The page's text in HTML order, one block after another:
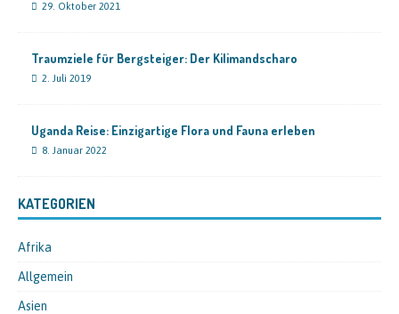
29. Oktober 2021
Traumziele für Bergsteiger: Der Kilimandscharo
2. Juli 2019
Uganda Reise: Einzigartige Flora und Fauna erleben
8. Januar 2022
KATEGORIEN
Afrika
Allgemein
Asien